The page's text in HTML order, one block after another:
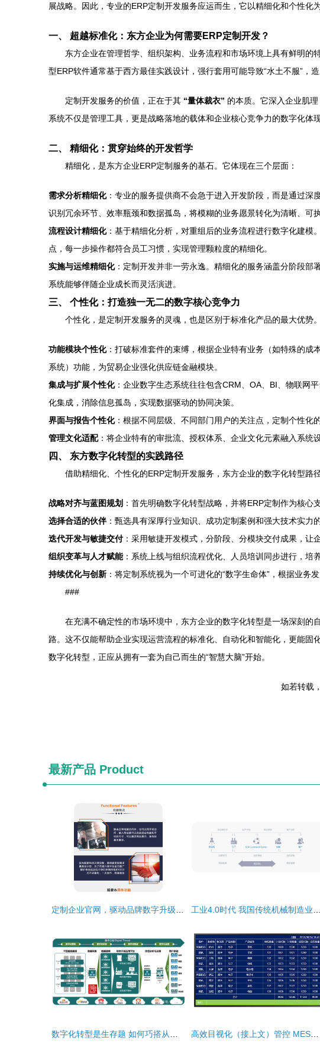
展战略。因此，专业的ERP定制开发服务应运而生，它以精细化和个性化
一、 超越标准化：东方企业为何需要ERP定制开发？
东方企业在管理哲学、组织架构、业务流程和市场环境上具有鲜明
型ERP软件通常基于西方最佳实践设计，强行套用可能导致“水土不服”，
定制开发服务的价值，正在于其 “量体裁衣” 的本质。它深入企业肌
系统不仅是管理工具，更是战略落地的载体和企业核心竞争力的数字化体现
二、 精细化：贯穿始终的开发哲学
精细化，是东方企业ERP定制服务的基石。它体现在三个层面：
需求分析精细化：专业的服务提供商不会急于进入开发阶段，而是通过深
识别冗余环节、效率瓶颈和数据孤岛，将模糊的业务愿景转化为清晰、可
流程设计精细化：基于精细化分析，对重组后的业务流程进行数字化建模
点，每一步操作都符合员工习惯，实现管理颗粒度的精细化。
实施与运维精细化：定制开发并非一劳永逸。精细化的服务涵盖分阶段部
系统能够伴随企业成长而灵活演进。
三、 个性化：打造独一无二的数字核心竞争力
个性化，是定制开发服务的灵魂，也是区别于标准化产品的最大优势
功能模块个性化：打破标准套件的束缚，根据企业特有业务（如特殊的成
系统）功能，为贸易企业强化供应链金融模块。
集成与扩展个性化：企业数字生态系统往往包含CRM、OA、BI、物联网
化集成，消除信息孤岛，实现数据驱动的协同决策。
界面与报告个性化：根据不同层级、不同部门用户的关注点，定制个性化
管理文化适配：将企业特有的审批流、授权体系、企业文化元素融入系统
四、 东方数字化转型的实践路径
借助精细化、个性化的ERP定制开发服务，东方企业的数字化转型路
战略对齐与蓝图规划 ：首先明确数字化转型战略，并将ERP定制作为核心
选择合适的伙伴：甄选具有深厚行业知识、成功定制案例和强大技术实力
迭代开发与敏捷交付：采用敏捷开发模式，分阶段、分模块交付成果，让
组织变革与人才赋能：系统上线与组织流程优化、人员培训同步进行，培
持续优化与创新 ：将定制系统视为一个可进化的“数字生命体”，根据业务
###
在充满不确定性的市场环境中，东方企业的数字化转型是一场深刻
路。这不仅能帮助企业实现运营流程的标准化、自动化和智能化，更能
数字化转型，正应从拥有一套为自己而生的“智慧大脑”开始。
如若转载
最新产品 Product